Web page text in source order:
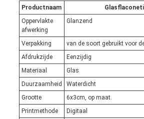
Productnaam
Oppervlakte
afwerking
Glanzend
Verpakking
van de soort gebruikt voor
Afdrukzijde
Eenzijdig
Materiaal
Glas
Duurzaamheid
Waterdicht
Grootte
6x3cm, op maat.
Printmethode
Digitaal